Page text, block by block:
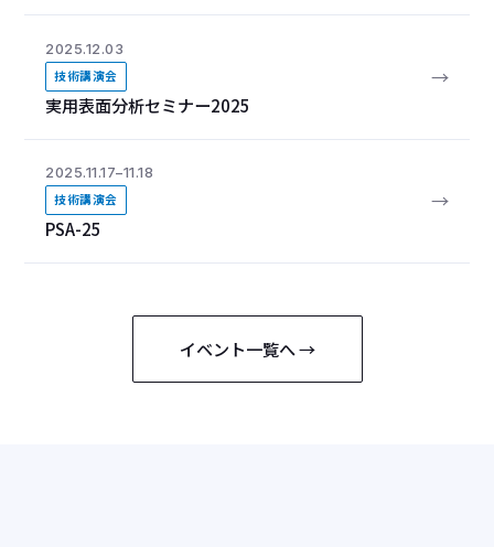
2025.12.03
技術講演会
実用表面分析セミナー2025
→
2025.11.17–11.18
技術講演会
PSA-25
→
イベント一覧へ →